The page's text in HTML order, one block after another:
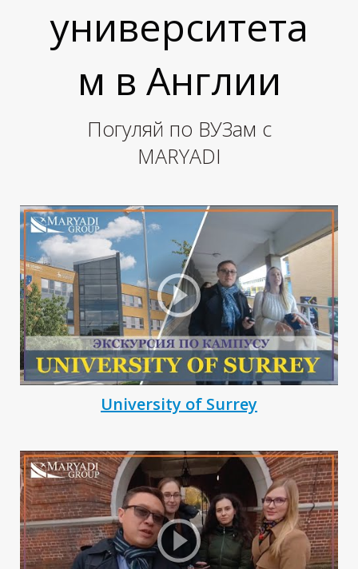
Ь
университета
м в Англии
Погуляй по ВУЗам с
MARYADI
University of Surrey